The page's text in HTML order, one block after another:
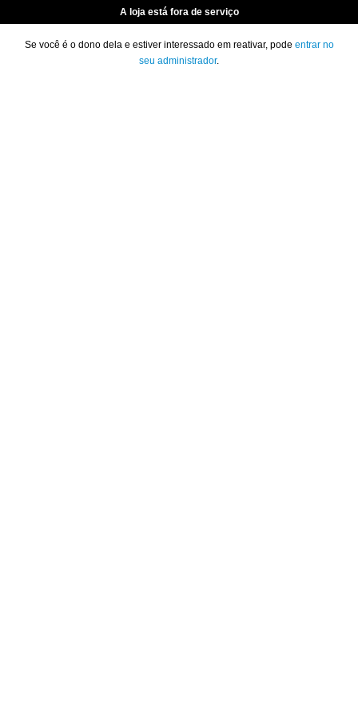
A loja está fora de serviço
Se você é o dono dela e estiver interessado em reativar, pode entrar no
seu administrador.